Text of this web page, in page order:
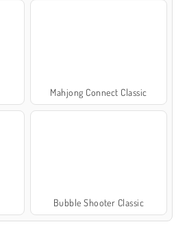
Mahjong Connect Classic
Bubble Shooter Classic